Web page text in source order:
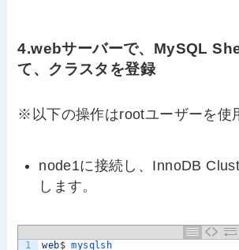
4.webサーバーで、MySQL
て、クラスタを登録
※以下の操作はrootユーザーを使
node1に接続し、InnoDB
します。
1
web$ mysqlsh